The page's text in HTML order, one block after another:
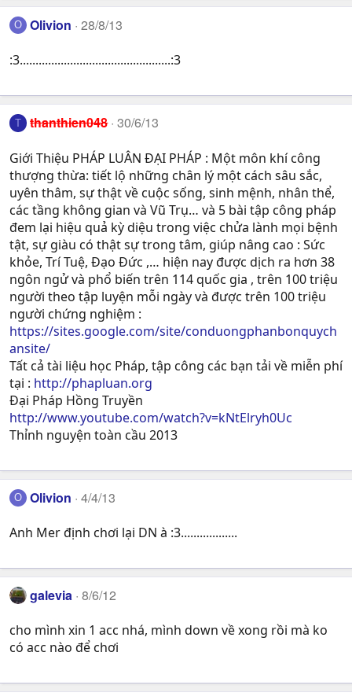
O Olivion 28/8/13
:3................................................:3
T thanthien048 30/6/13
Giới Thiệu PHÁP LUÂN ĐẠI PHÁP : Một môn khí công
thượng thừa: tiết lộ những chân lý một cách sâu sắc,
uyên thâm, sự thật về cuộc sống, sinh mệnh, nhân thể,
các tầng không gian và Vũ Trụ… và 5 bài tập công pháp
đem lại hiệu quả kỳ diệu trong việc chửa lành mọi bệnh
tật, sự giàu có thật sự trong tâm, giúp nâng cao : Sức
khỏe, Trí Tuệ, Ðạo Ðức ,… hiện nay được dịch ra hơn 38
ngôn ngử và phổ biến trên 114 quốc gia , trên 100 triệu
người theo tập luyện mỗi ngày và được trên 100 triệu
người chứng nghiệm :
https://sites.google.com/site/conduongphanbonquych
ansite/
Tất cả tài liệu học Pháp, tập công các bạn tải về miễn phí
tại : http://phapluan.org
Đại Pháp Hồng Truyền
http://www.youtube.com/watch?v=kNtElryh0Uc
Thỉnh nguyện toàn cầu 2013
O Olivion 4/4/13
Anh Mer định chơi lại DN à :3..................
galevia 8/6/12
cho mình xin 1 acc nhá, mình down về xong rồi mà ko
có acc nào để chơi